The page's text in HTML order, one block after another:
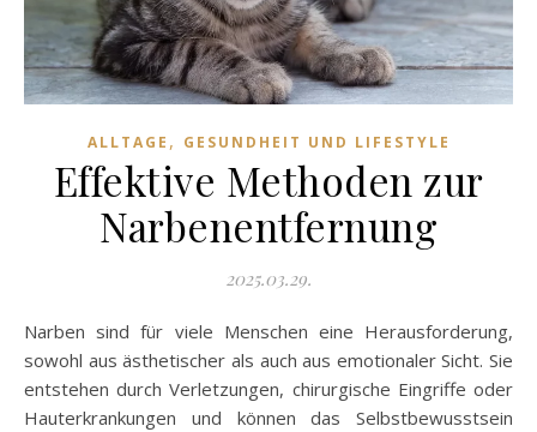
ALLTAGE , GESUNDHEIT UND LIFESTYLE
Effektive Methoden zur
Narbenentfernung
2025.03.29.
Narben sind für viele Menschen eine Herausforderung,
sowohl aus ästhetischer als auch aus emotionaler Sicht. Sie
entstehen durch Verletzungen, chirurgische Eingriffe oder
Hauterkrankungen und können das Selbstbewusstsein